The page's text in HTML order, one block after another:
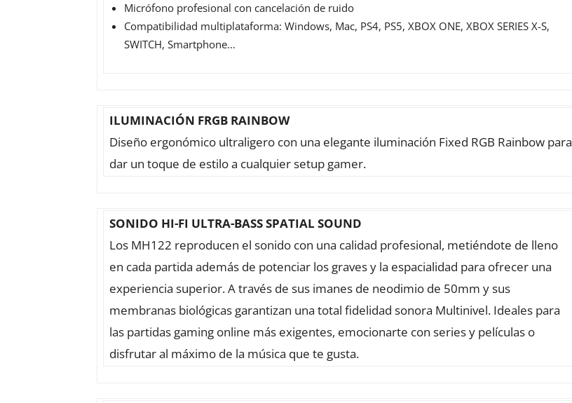
Micrófono profesional con cancelación de ruido
Compatibilidad multiplataforma: Windows, Mac, PS4, PS5, XBOX ONE, XBOX SERIES X-S,
SWITCH, Smartphone…
ILUMINACIÓN FRGB RAINBOW
Diseño ergonómico ultraligero con una elegante iluminación Fixed RGB Rainbow para
dar un toque de estilo a cualquier setup gamer.
SONIDO HI-FI ULTRA-BASS SPATIAL SOUND
Los MH122 reproducen el sonido con una calidad profesional, metiéndote de lleno
en cada partida además de potenciar los graves y la espacialidad para ofrecer una
experiencia superior. A través de sus imanes de neodimio de 50mm y sus
membranas biológicas garantizan una total fidelidad sonora Multinivel. Ideales para
las partidas gaming online más exigentes, emocionarte con series y películas o
disfrutar al máximo de la música que te gusta.